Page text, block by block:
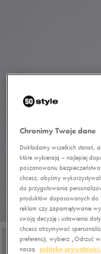
Chronimy Twoje dane
Dokładamy wszelkich starań,
które wybierają – najlepiej
poszanowaniu
chcesz, abyśmy
do przygotowania
produktów dopasowanych do
reklam czy zapamiętywanie
swoją decyzję i ustawienia
chcesz otrzymywać
preferencji, wybierz „Odrzuć
naszą
politykę prywatności.